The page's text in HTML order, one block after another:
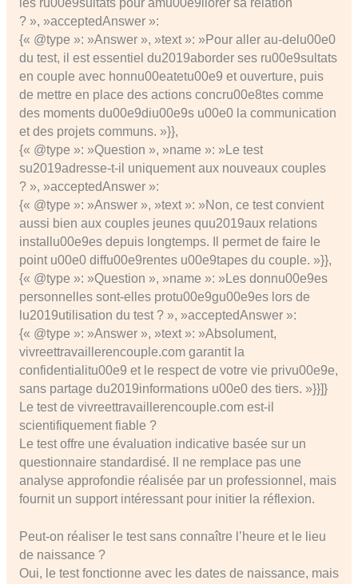
? », »acceptedAnswer »:
{« @type »: »Answer », »text »: »Pour aller au-delu00e0
du test, il est essentiel du2019aborder ses ru00e9sultats
en couple avec honnu00eatetu00e9 et ouverture, puis
de mettre en place des actions concru00e8tes comme
des moments du00e9diu00e9s u00e0 la communication
et des projets communs. »}},
{« @type »: »Question », »name »: »Le test
su2019adresse-t-il uniquement aux nouveaux couples
? », »acceptedAnswer »:
{« @type »: »Answer », »text »: »Non, ce test convient
aussi bien aux couples jeunes quu2019aux relations
installu00e9es depuis longtemps. Il permet de faire le
point u00e0 diffu00e9rentes u00e9tapes du couple. »}},
{« @type »: »Question », »name »: »Les donnu00e9es
personnelles sont-elles protu00e9gu00e9es lors de
lu2019utilisation du test ? », »acceptedAnswer »:
{« @type »: »Answer », »text »: »Absolument,
vivreettravaillerencouple.com garantit la
confidentialitu00e9 et le respect de votre vie privu00e9e,
sans partage du2019informations u00e0 des tiers. »}}]}
Le test de vivreettravaillerencouple.com est-il
scientifiquement fiable ?
Le test offre une évaluation indicative basée sur un
questionnaire standardisé. Il ne remplace pas une
analyse approfondie réalisée par un professionnel, mais
fournit un support intéressant pour initier la réflexion.
Peut-on réaliser le test sans connaître l’heure et le lieu
de naissance ?
Oui, le test fonctionne avec les dates de naissance, mais